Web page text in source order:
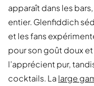
apparaît dans les
entier. Glenfiddich
et les fans
pour son goût doux
l’apprécient pur,
cocktails. La large